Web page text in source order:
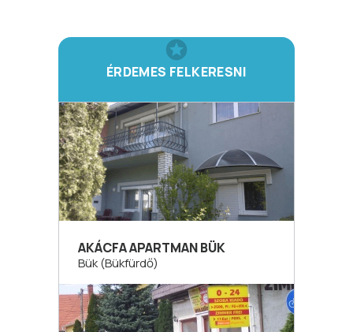
ÉRDEMES FELKERESNI
AKÁCFA APARTMAN BÜK
Bük (Bükfürdő)